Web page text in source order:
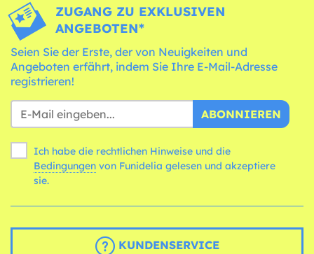
ZUGANG ZU EXKLUSIVEN
ANGEBOTEN*
Seien Sie der Erste, der von Neuigkeiten und
Angeboten erfährt, indem Sie Ihre E-Mail-Adresse
registrieren!
ABONNIEREN
Ich habe die rechtlichen Hinweise und die
Bedingungen
sie.
KUNDENSERVICE